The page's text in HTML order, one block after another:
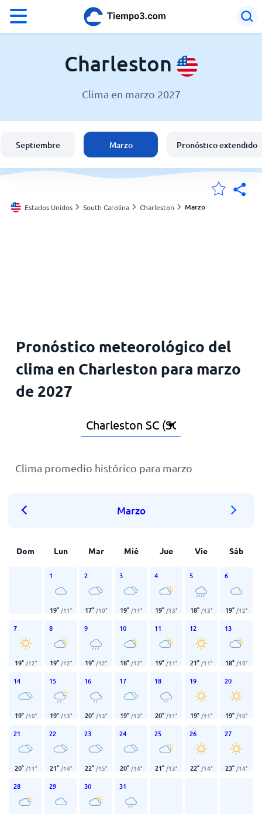
El clima en Charleston
España
Argentina
Charleston
Clima en marzo 2027
Septiembre Marzo Pronóstico extendido
Estados Unidos South Carolina Charleston Marzo
Pronóstico meteorológico del
clima en Charleston para marzo
de 2027
Clima promedio histórico para marzo
Marzo
Dom Lun Mar Mié Jue Vie Sáb
1
19° /11°
2
17° /10°
3
19° /11°
4
19° /13°
5
18° /13°
6
19° /12°
7
19° /12°
8
19° /12°
9
19° /12°
10
18° /12°
11
19° /11°
12
21° /11°
13
18° /10°
14
19° /10°
15
19° /13°
16
20° /13°
17
19° /13°
18
20° /11°
19
19° /11°
20
19° /10°
21
20° /11°
22
21° /14°
23
22° /15°
24
20° /14°
25
21° /13°
26
22° /14°
27
23° /14°
28 29 30 31